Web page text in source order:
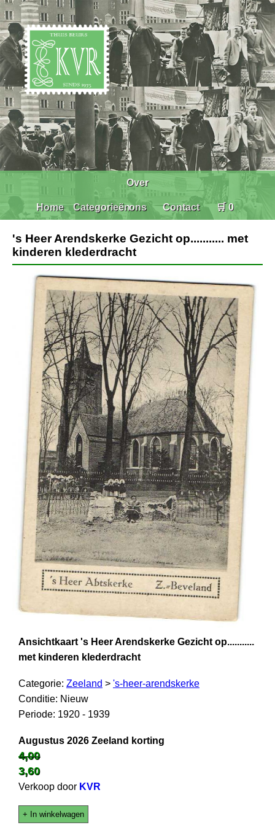
Home Categorieën
Over
ons Contact 🛒 0
's Heer Arendskerke Gezicht op........... met
kinderen klederdracht
Ansichtkaart 's Heer Arendskerke Gezicht op...........
met kinderen klederdracht
Categorie: Zeeland > 's-heer-arendskerke
Conditie: Nieuw
Periode: 1920 - 1939
Augustus 2026 Zeeland korting
4,00
3,60
Verkoop door KVR
+ In winkelwagen